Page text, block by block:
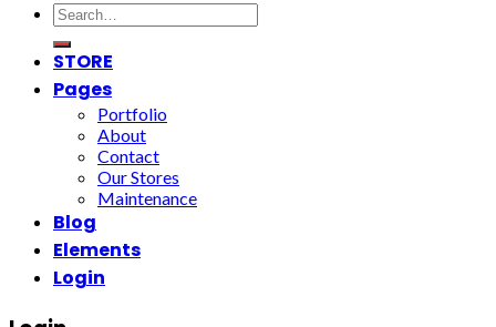
Search
for:
STORE
Pages
Portfolio
About
Contact
Our Stores
Maintenance
Blog
Elements
Login